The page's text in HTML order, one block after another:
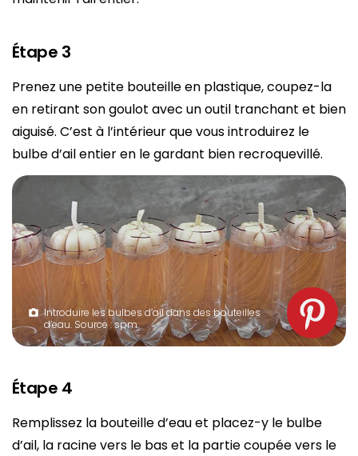
Étape 3
Prenez une petite bouteille en plastique, coupez-la
en retirant son goulot avec un outil tranchant et bien
aiguisé. C’est à l’intérieur que vous introduirez le
bulbe d’ail entier en le gardant bien recroquevillé.
Introduire les bulbes d’ail dans des bouteilles
d’eau. Source : spm
Étape 4
Remplissez la bouteille d’eau et placez-y le bulbe
d’ail, la racine vers le bas et la partie coupée vers le